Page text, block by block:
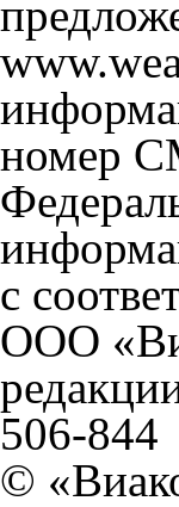
номер
с
ООО
506-844
©